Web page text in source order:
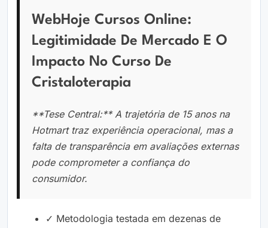
WebHoje Cursos Online:
Legitimidade De Mercado E O
Impacto No Curso De
Cristaloterapia
**Tese Central:** A trajetória de 15 anos na
Hotmart traz experiência operacional, mas a
falta de transparência em avaliações externas
pode comprometer a confiança do
consumidor.
✓ Metodologia testada em dezenas de